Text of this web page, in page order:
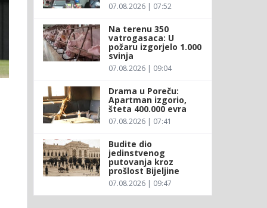
07.08.2026 | 07:52
Na terenu 350
vatrogasaca: U
požaru izgorjelo 1.000
svinja
07.08.2026 | 09:04
Drama u Poreču:
Apartman izgorio,
šteta 400.000 evra
07.08.2026 | 07:41
Budite dio
jedinstvenog
putovanja kroz
prošlost Bijeljine
07.08.2026 | 09:47